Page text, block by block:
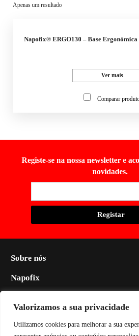
Valorizamos a sua privacidade
Utilizamos cookies para melhorar a sua
Apenas um resultado
Napofix® ERGO130 – Base
Ver mais
Comparar
Registe-se na nossa newsletter e
novidades.
Sobre nós
Napofix